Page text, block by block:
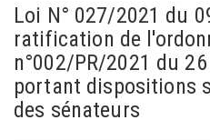
Loi N° 027/2021 du
ratification de
n°002/PR/2021 du
portant dispositions
des sénateurs